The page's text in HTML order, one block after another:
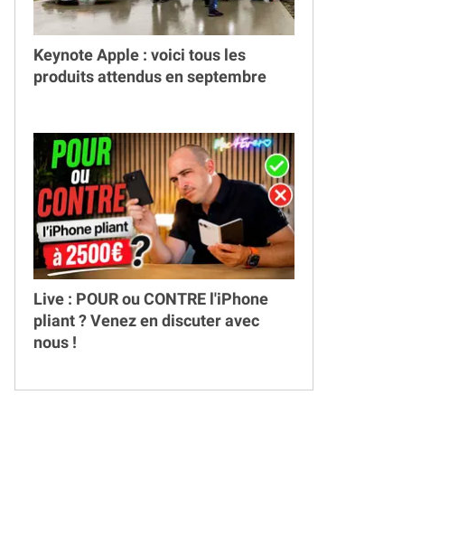
Keynote Apple : voici tous les
produits attendus en septembre
Live : POUR ou CONTRE l'iPhone
pliant ? Venez en discuter avec
nous !